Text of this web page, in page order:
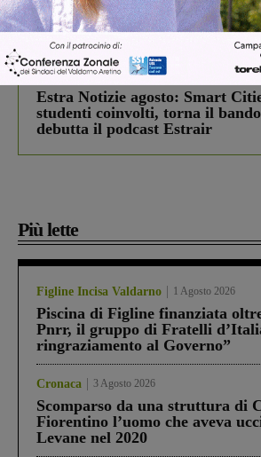
In vetrina 3 Agosto 2026
Estra Notizie agosto: Smart
studenti coinvolti, torna il
debutta il podcast Estrair
Più lette
Figline Incisa Valdarno 1 Agosto 2026
Piscina di Figline finanziata
Pnrr, il gruppo di Fratelli
ringraziamento al Governo”
Cronaca 3 Agosto 2026
Scomparso da una struttura di
Fiorentino l’uomo che aveva
Levane nel 2020